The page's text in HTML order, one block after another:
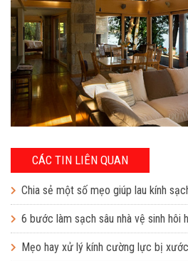
CÁC TIN LIÊN QUAN
Chia sẻ một số mẹo giúp lau kính
6 bước làm sạch sâu nhà vệ sinh hôi
Mẹo hay xử lý kính cường lực bị